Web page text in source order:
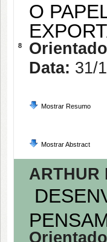
8
O
Data: 31/
Mostrar Resumo
Mostrar Abstract
ARTHUR